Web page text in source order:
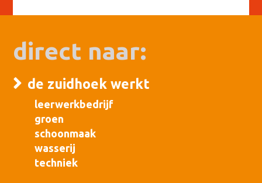
direct naar:
de zuidhoek werkt
leerwerkbedrijf
groen
schoonmaak
wasserij
techniek